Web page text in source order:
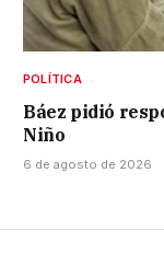
POLÍTICA
Báez pidió
Niño
6 de agosto de 2026